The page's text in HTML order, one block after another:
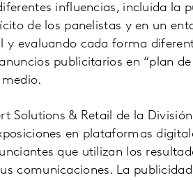
influencias, incluida la
de los panelistas y en un
y evaluando cada forma
publicitarios en “plan
Solutions & Retail de la
en plataformas
que utilizan los
comunicaciones. La